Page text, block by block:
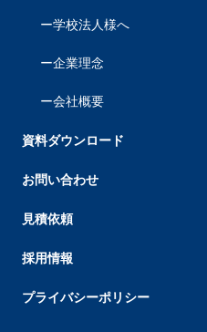
学校法人様へ
企業理念
会社概要
資料ダウンロード
お問い合わせ
見積依頼
採用情報
プライバシーポリシー